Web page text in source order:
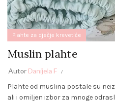
Plahte za dječje krevetiće
Muslin plahte
Autor Danijela F
Plahte od muslina postale su
ali i omiljen izbor za mnoge